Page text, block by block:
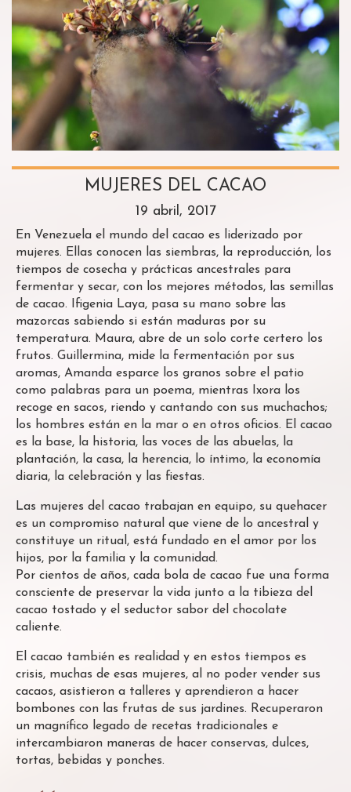
MUJERES DEL CACAO
19 abril, 2017
En Venezuela el mundo del cacao es liderizado por
mujeres. Ellas conocen las siembras, la reproducción, los
tiempos de cosecha y prácticas ancestrales para
fermentar y secar, con los mejores métodos, las semillas
de cacao. Ifigenia Laya, pasa su mano sobre las
mazorcas sabiendo si están maduras por su
temperatura. Maura, abre de un solo corte certero los
frutos. Guillermina, mide la fermentación por sus
aromas, Amanda esparce los granos sobre el patio
como palabras para un poema, mientras Ixora los
recoge en sacos, riendo y cantando con sus muchachos;
los hombres están en la mar o en otros oficios. El cacao
es la base, la historia, las voces de las abuelas, la
plantación, la casa, la herencia, lo íntimo, la economía
diaria, la celebración y las fiestas.
Las mujeres del cacao trabajan en equipo, su quehacer
es un compromiso natural que viene de lo ancestral y
constituye un ritual, está fundado en el amor por los
hijos, por la familia y la comunidad.
Por cientos de años, cada bola de cacao fue una forma
consciente de preservar la vida junto a la tibieza del
cacao tostado y el seductor sabor del chocolate
caliente.
El cacao también es realidad y en estos tiempos es
crisis, muchas de esas mujeres, al no poder vender sus
cacaos, asistieron a talleres y aprendieron a hacer
bombones con las frutas de sus jardines. Recuperaron
un magnífico legado de recetas tradicionales e
intercambiaron maneras de hacer conservas, dulces,
tortas, bebidas y ponches.